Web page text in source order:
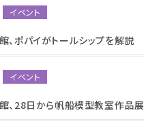
イベント
、ポパイがトールシップを解説
イベント
、28日から帆船模型教室作品展